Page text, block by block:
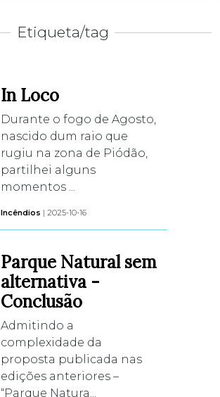
Etiqueta/tag
In Loco
Durante o fogo de Agosto,
nascido dum raio que
rugiu na zona de Piódão,
partilhei alguns
momentos ...
Incêndios | 2025-10-16
Parque Natural sem
alternativa -
Conclusão
Admitindo a
complexidade da
proposta publicada nas
edições anteriores –
“Parque Natura...